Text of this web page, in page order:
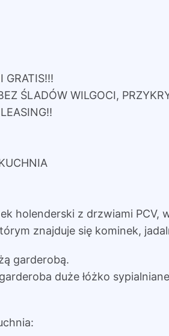
GRATIS!!!
ŚLADÓW WILGOCI,
holenderski z drzwiami PCV,
znajduje się kominek,
garderobą.
duże łóżko